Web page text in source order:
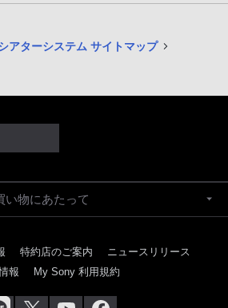
アターシステム サイトマップ
い物にあたって
特約店のご案内
ニュースリリース
報
My Sony 利用規約